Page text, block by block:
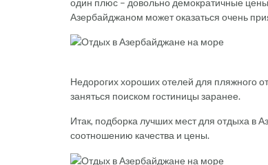
один плюс – довольно демократичные цены.
Азербайджаном может оказаться очень
Недорогих хороших отелей для пляжного
заняться поиском гостиницы заранее.
Итак, подборка лучших мест для отдыха в
соотношению качества и цены.